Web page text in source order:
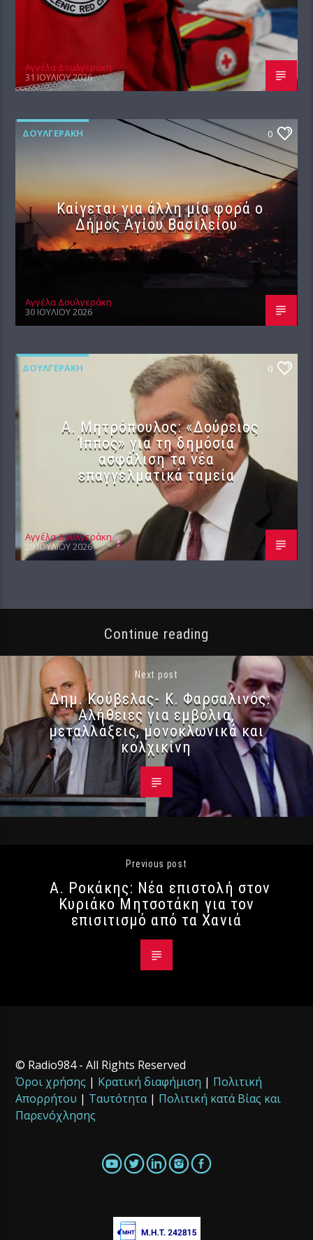
Αγγέλα Δουλγεράκη
31 ΙΟΥΛΊΟΥ 2026
ΔΟΥΛΓΕΡΆΚΗ 0
Καίγεται για άλλη μία φορά ο
Δήμος Αγίου Βασιλείου
Αγγέλα Δουλγεράκη
30 ΙΟΥΛΊΟΥ 2026
ΔΟΥΛΓΕΡΆΚΗ 0
Α. Μητρόπουλος: «Δούρειος
Ίππος» για τη δημόσια
ασφάλιση τα νέα
επαγγελματικά ταμεία
Αγγέλα Δουλγεράκη
29 ΙΟΥΛΊΟΥ 2026
Continue reading
Next post
Δημ. Κούβελας- Κ. Φαρσαλινός:
Αλήθειες για εμβόλια,
μεταλλάξεις, μονοκλωνικά και
κολχικίνη
Previous post
Α. Ροκάκης: Νέα επιστολή στον
Κυριάκο Μητσοτάκη για τον
επισιτισμό από τα Χανιά
© Radio984 - All Rights Reserved
Όροι χρήσης | Κρατική διαφήμιση | Πολιτική
Απορρήτου | Ταυτότητα| Πολιτική κατά Βίας και
Παρενόχλησης